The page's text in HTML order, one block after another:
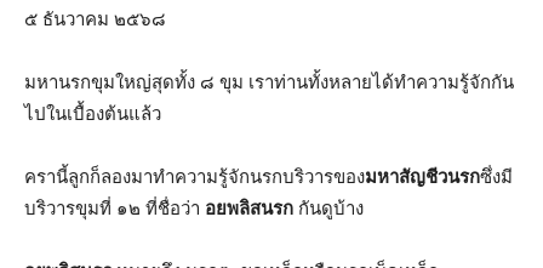
๕ ธันวาคม ๒๕๖๘
มหานรกขุมใหญ่สุดทั้ง ๘ ขุม เราท่านทั้งหลายได้ทำความรู้จักกัน
ไปในเบื้องต้นแล้ว
ครานี้ลูกก็ลองมาทำความรู้จักนรกบริวารของมหาสัญชีวนรกซึ่งมี
บริวารขุมที่ ๑๒ ที่ชื่อว่า อยพลิสนรก กันดูบ้าง